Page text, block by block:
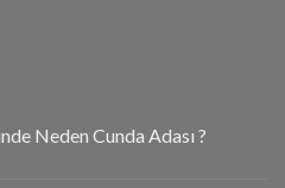
Neden Cunda Adası ?